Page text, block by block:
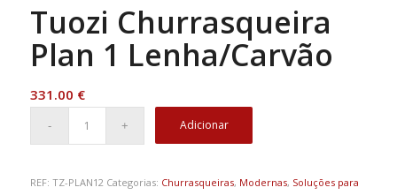
Tuozi Churrasqueira
Plan 1 Lenha/Carvão
331.00 €
Adicionar
REF: TZ-PLAN12 Categorias: Churrasqueiras, Modernas, Soluções para